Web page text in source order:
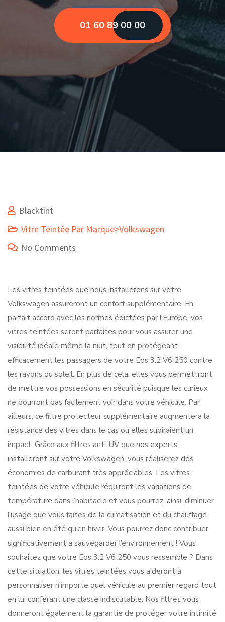
01 60 89 00 00
Blacktint
Vitre Teintée Par Marque>Volkswagen
No Comments
Les vitres teintées que nous installerons sur votre
Volkswagen assureront un confort supplémentaire. En
parfait accord avec les normes édictées par l’Europe, vos
vitres teintées seront parfaites pour vous assurer une
visibilité idéale même la nuit, tout en protégeant
efficacement les passagers de votre Eos 3.2 V6 250 contre
les rayons du soleil. En plus de cela, elles vous permettront
de mettre vos possessions en sécurité puisque les curieux
ne pourront pas facilement voir dans votre véhicule. Par
ailleurs, ce filtre protecteur supplémentaire augmentera la
résistance des vitres dans le cas où elles subiraient un
impact. Grâce aux filtres anti-UV que nos experts
installeront sur votre Volkswagen, vous réaliserez des
économies de carburant très appréciables. Les vitres
teintées de votre véhicule réduiront les variations de
température dans l’habitacle et vous pourrez, ainsi, diminuer
l’usage que vous faites de la climatisation et du chauffage
aussi bien en été qu’en hiver. Vous pourrez donc contribuer
significativement à sauvegarder l’environnement ! Vous
souhaitez que votre Eos 3.2 V6 250 vous ressemble ? Dans
cette situation, les vitres teintées vous aideront à
personnaliser n’importe quel véhicule au premier regard tout
en lui conférant une classe indiscutable. Nos filtres vous
donneront également la garantie de protéger votre intimité